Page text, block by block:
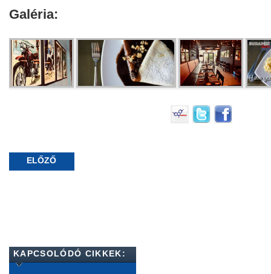
Galéria:
ELŐZŐ
KAPCSOLÓDÓ CIKKEK: